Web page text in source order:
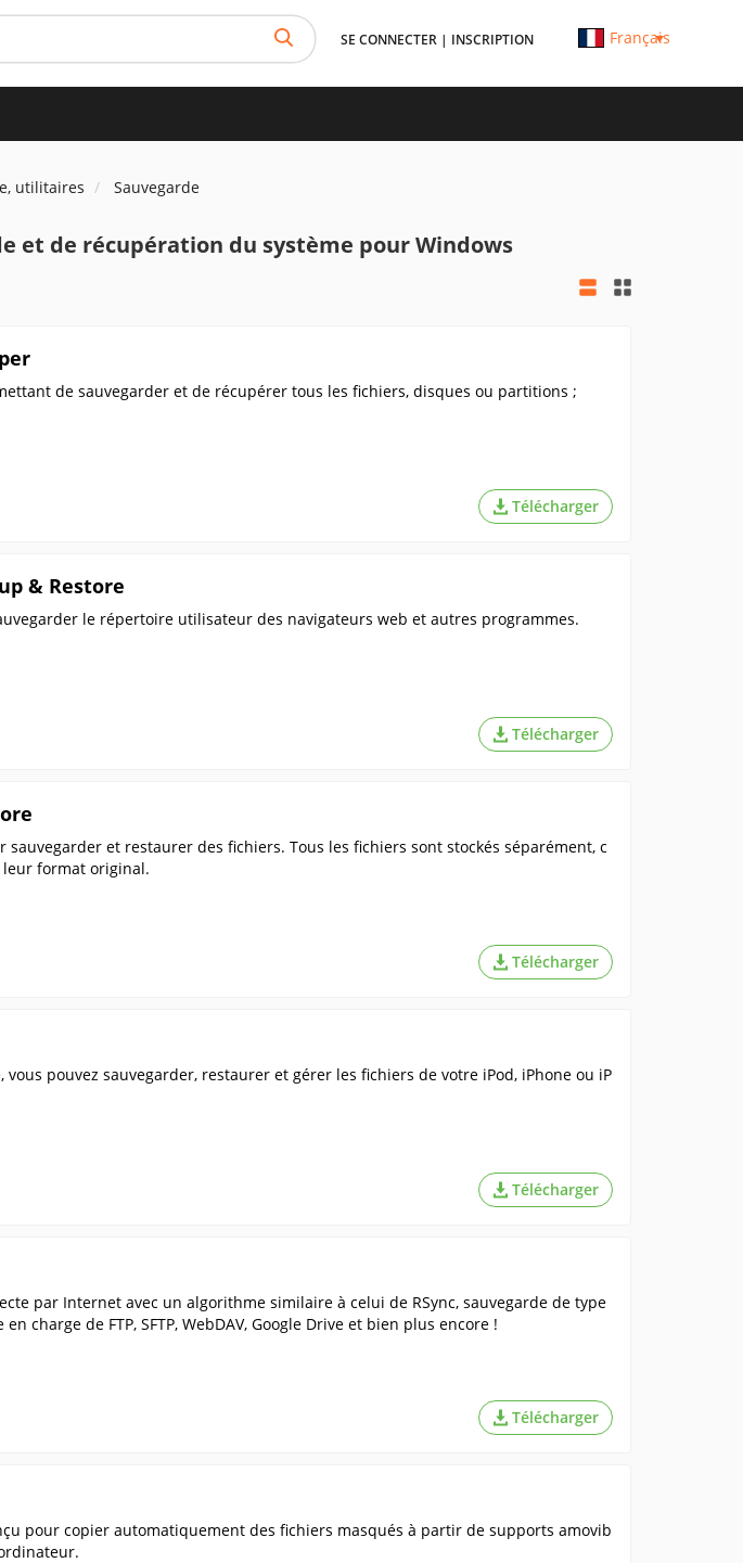
SE CONNECTER | INSCRIPTION Français
utilitaires Sauvegarde
et de récupération du système pour Windows
de sauvegarder et de récupérer tous les fichiers, disques ou partitions ;
Télécharger
& Restore
le répertoire utilisateur des navigateurs web et autres programmes.
Télécharger
sauvegarder et restaurer des fichiers. Tous les fichiers sont stockés séparément, c
format original.
Télécharger
vous pouvez sauvegarder, restaurer et gérer les fichiers de votre iPod, iPhone ou iP
Télécharger
par Internet avec un algorithme similaire à celui de RSync, sauvegarde de type
charge de FTP, SFTP, WebDAV, Google Drive et bien plus encore !
Télécharger
pour copier automatiquement des fichiers masqués à partir de supports amovib